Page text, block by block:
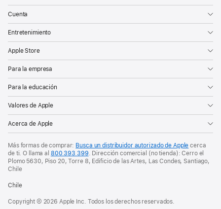
Cuenta
Entretenimiento
Apple Store
Para la empresa
Para la educación
Valores de Apple
Acerca de Apple
Más formas de comprar: Busca un distribuidor autorizado de Apple cerca
de ti. O
llama al 800 393 399. Dirección comercial (no tienda): Cerro el
Plomo 5630, Piso 20, Torre 8, Edificio de las Artes, Las Condes, Santiago,
Chile
Chile
Copyright © 2026 Apple Inc. Todos los derechos reservados.